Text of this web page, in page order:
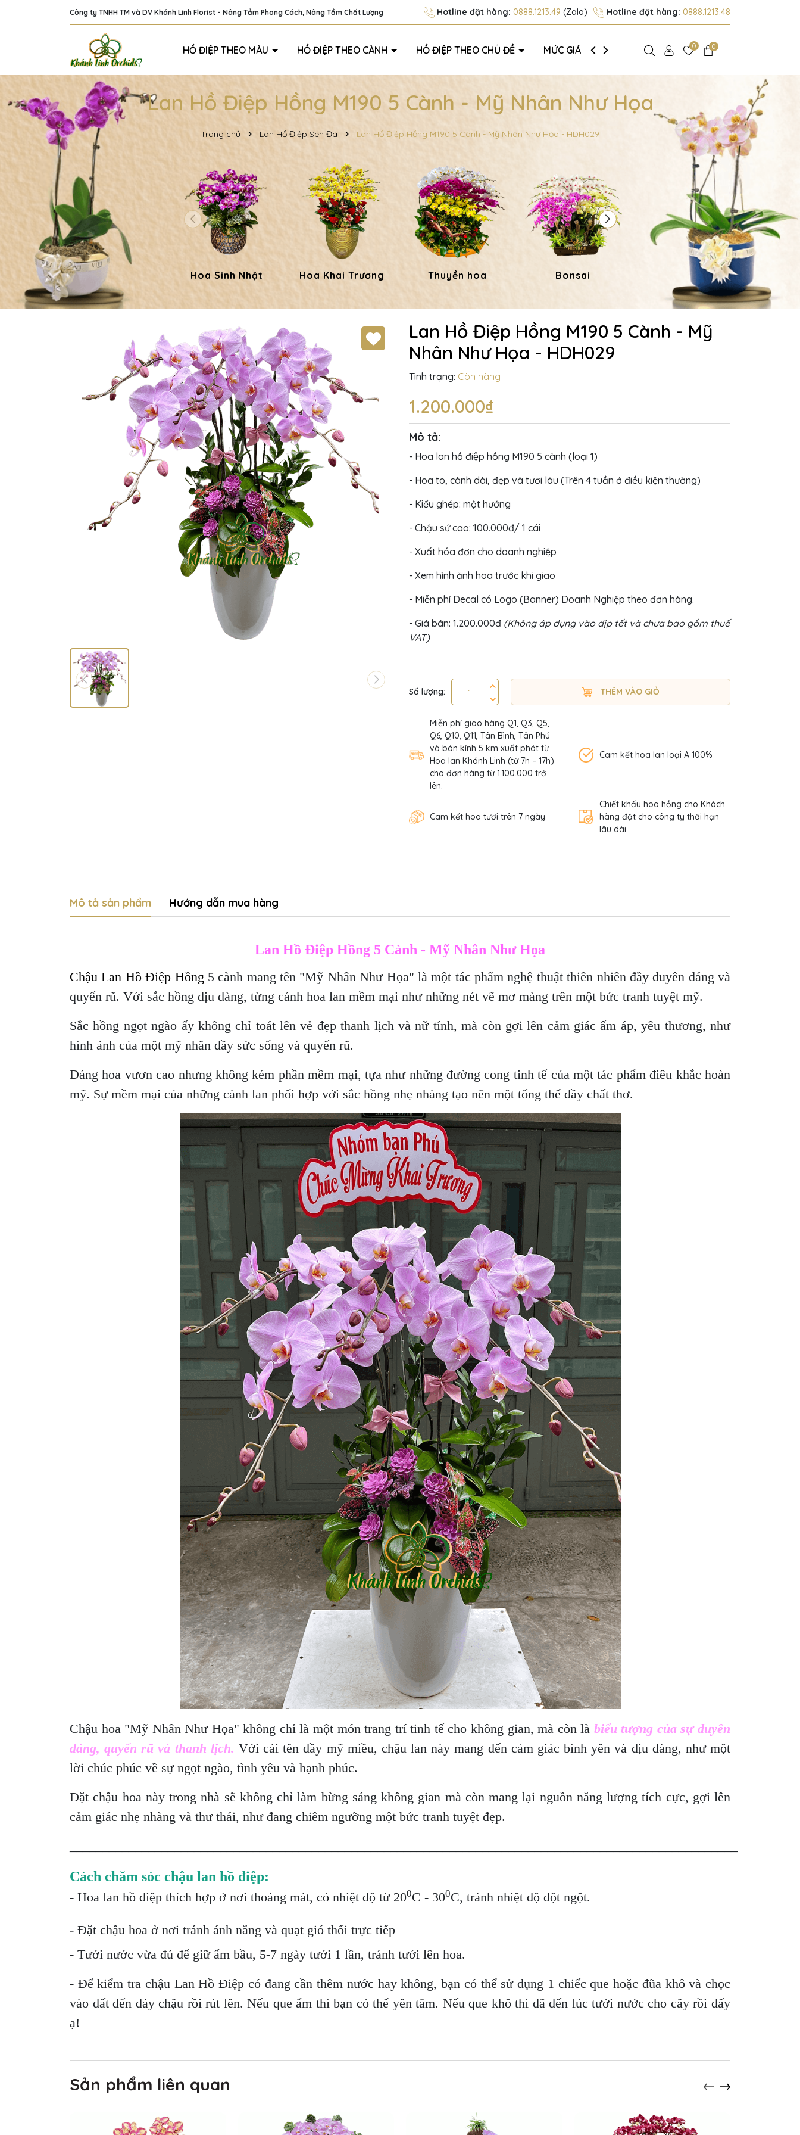
Công ty TNHH TM và DV Khánh Linh Florist - Nâng Tầm Phong Cách, Nâng Tầm Chất Lượng Hotline đặt hàng: 0888.1213.49 (Zalo) Hotline đặt hàng: 0888.1213.48
HỒ ĐIỆP THEO MÀU HỒ ĐIỆP THEO CÀNH HỒ ĐIỆP THEO CHỦ ĐỀ MỨC GIÁ GIỚI THIỆU 0 0
Lan Hồ Điệp Hồng M190 5 Cành - Mỹ Nhân Như Họa
Trang chủ Lan Hồ Điệp Sen Đá Lan Hồ Điệp Hồng M190 5 Cành - Mỹ Nhân Như Họa - HDH029
Hoa Sinh Nhật Hoa Khai Trương Thuyền hoa Bonsai Hoa Dâng Phật
Lan Hồ Điệp Hồng M190 5 Cành - Mỹ
Nhân Như Họa - HDH029
Tình trạng: Còn hàng
1.200.000₫
Mô tả:
- Hoa lan hồ điệp hồng M190 5 cành (loại 1)
- Hoa to, cành dài, đẹp và tươi lâu (Trên 4 tuần ở điều kiện thường)
- Kiểu ghép: một hướng
- Chậu sứ cao: 100.000đ/ 1 cái
- Xuất hóa đơn cho doanh nghiệp
- Xem hình ảnh hoa trước khi giao
- Miễn phí Decal có Logo (Banner) Doanh Nghiệp theo đơn hàng.
- Giá bán: 1.200.000đ (Không áp dụng vào dịp tết và chưa bao gồm thuế
VAT)
Số lượng: THÊM VÀO GIỎ
Miễn phí giao hàng Q1, Q3, Q5,
Q6, Q10, Q11, Tân Bình, Tân Phú
và bán kính 5 km xuất phát từ
Hoa lan Khánh Linh (từ 7h – 17h)
cho đơn hàng từ 1.100.000 trở
lên.
Cam kết hoa lan loại A 100%
Cam kết hoa tươi trên 7 ngày
Chiết khấu hoa hồng cho Khách
hàng đặt cho công ty thời hạn
lâu dài
Mô tả sản phẩm Hướng dẫn mua hàng
Lan Hồ Điệp Hồng 5 Cành - Mỹ Nhân Như Họa
Chậu Lan Hồ Điệp Hồng 5 cành mang tên "Mỹ Nhân Như Họa" là một tác phẩm nghệ thuật thiên nhiên đầy duyên dáng và
quyến rũ. Với sắc hồng dịu dàng, từng cánh hoa lan mềm mại như những nét vẽ mơ màng trên một bức tranh tuyệt mỹ.
Sắc hồng ngọt ngào ấy không chỉ toát lên vẻ đẹp thanh lịch và nữ tính, mà còn gợi lên cảm giác ấm áp, yêu thương, như
hình ảnh của một mỹ nhân đầy sức sống và quyến rũ.
Dáng hoa vươn cao nhưng không kém phần mềm mại, tựa như những đường cong tinh tế của một tác phẩm điêu khắc hoàn
mỹ. Sự mềm mại của những cành lan phối hợp với sắc hồng nhẹ nhàng tạo nên một tổng thể đầy chất thơ.
Chậu hoa "Mỹ Nhân Như Họa" không chỉ là một món trang trí tinh tế cho không gian, mà còn là biểu tượng của sự duyên
dáng, quyến rũ và thanh lịch. Với cái tên đầy mỹ miều, chậu lan này mang đến cảm giác bình yên và dịu dàng, như một
lời chúc phúc về sự ngọt ngào, tình yêu và hạnh phúc.
Đặt chậu hoa này trong nhà sẽ không chỉ làm bừng sáng không gian mà còn mang lại nguồn năng lượng tích cực, gợi lên
cảm giác nhẹ nhàng và thư thái, như đang chiêm ngưỡng một bức tranh tuyệt đẹp.
Cách chăm sóc chậu lan hồ điệp:
- Hoa lan hồ điệp thích hợp ở nơi thoáng mát, có nhiệt độ từ 200C - 300C, tránh nhiệt độ đột ngột.
- Đặt chậu hoa ở nơi tránh ánh nắng và quạt gió thổi trực tiếp
- Tưới nước vừa đủ để giữ ẩm bầu, 5-7 ngày tưới 1 lần, tránh tưới lên hoa.
- Để kiểm tra chậu Lan Hồ Điệp có đang cần thêm nước hay không, bạn có thể sử dụng 1 chiếc que hoặc đũa khô và chọc
vào đất đến đáy chậu rồi rút lên. Nếu que ẩm thì bạn có thể yên tâm. Nếu que khô thì đã đến lúc tưới nước cho cây rồi đấy
ạ!
Sản phẩm liên quan